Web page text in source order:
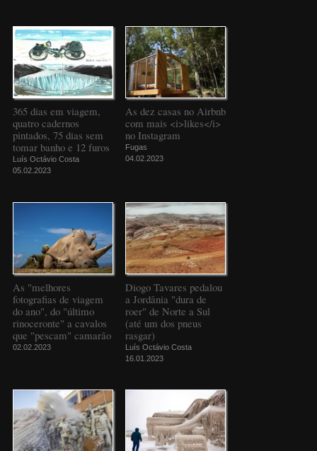
365 dias em viagem,
quatro cadernos
pintados, 75 dias sem
tomar banho e 12 furos
Luís Octávio Costa
05.02.2023
As dez casas no Airbnb
com mais <i>likes</i>
no Instagram
Fugas
04.02.2023
As "melhores
fotografias de viagem
do ano", do "último
rinoceronte" a cavalos
que "pescam" camarão
02.02.2023
Diogo Tavares pedalou
a Jordânia "dura de
roer" de Norte a Sul
(até um dos pneus
rasgar)
Luís Octávio Costa
16.01.2023